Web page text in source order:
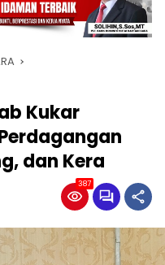
Kukar
dan Kera
387